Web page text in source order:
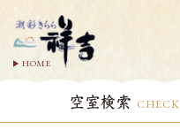
HOME
空室検索 CHECK